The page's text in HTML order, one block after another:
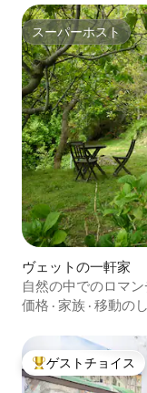
スーパーホスト
スーパーホスト
ヴェットの一軒家
自然の中でのロマ
価格 · 家族 · 移動の
大好評のゲストチ
ゲストチョイス